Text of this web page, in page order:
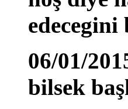
06/01/
bilsek